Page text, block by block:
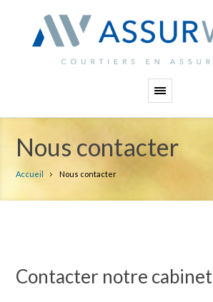
Nous contacter
Accueil Nous contacter
Contacter notre cabinet